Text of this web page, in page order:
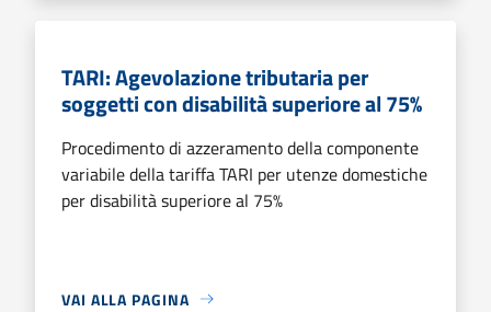
TARI: Agevolazione tributaria per
soggetti con disabilità superiore al 75%
Procedimento di azzeramento della componente
variabile della tariffa TARI per utenze domestiche
per disabilità superiore al 75%
VAI ALLA PAGINA